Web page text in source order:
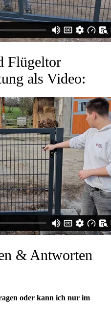
Flügeltor
als Video:
& Antworten
oder kann ich nur im